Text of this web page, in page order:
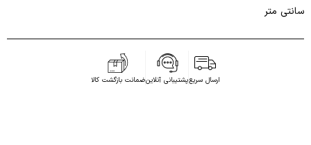
سانتی متر
ارسال سریعپشتیبانی آنلاینضمانت بازگشت کالا